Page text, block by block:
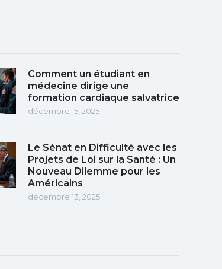
Comment un étudiant en
médecine dirige une
formation cardiaque salvatrice
décembre 15, 2025
Le Sénat en Difficulté avec les
Projets de Loi sur la Santé : Un
Nouveau Dilemme pour les
Américains
décembre 13, 2025